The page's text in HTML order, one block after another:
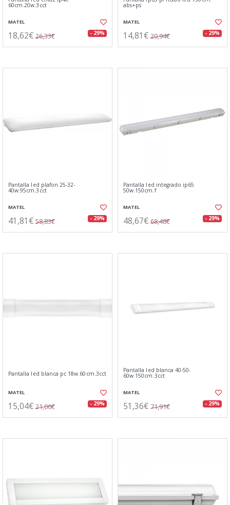
60cm.20w.3cct
MATEL
18,62€ 26,33€ - 29%
abs+ps
MATEL
14,81€ 20,94€ - 29%
Pantalla led plafon 25-32-
40w.95cm.3cct
MATEL
41,81€ 58,83€ - 29%
Pantalla led integrado ip65
50w.150cm.f
MATEL
48,67€ 68,48€ - 29%
Pantalla led blanca pc 18w.60cm.3cct
MATEL
15,04€ 21,06€ - 29%
Pantalla led blanca 40-50-
60w.150cm.3cct
MATEL
51,36€ 71,91€ - 29%